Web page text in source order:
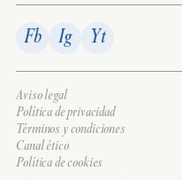
Fb Ig Yt
Aviso legal
Política de privacidad
Términos y condiciones
Canal ético
Política de cookies